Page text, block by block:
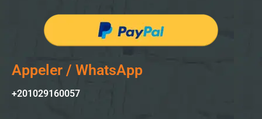
Appeler / WhatsApp
+201029160057